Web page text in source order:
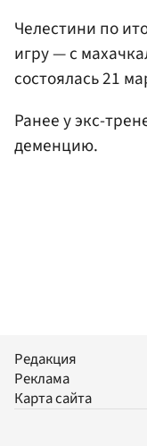
Челестини по
игру — с
состоялась 21
Ранее у экс-
деменцию.
Редакция
Реклама
Карта сайта